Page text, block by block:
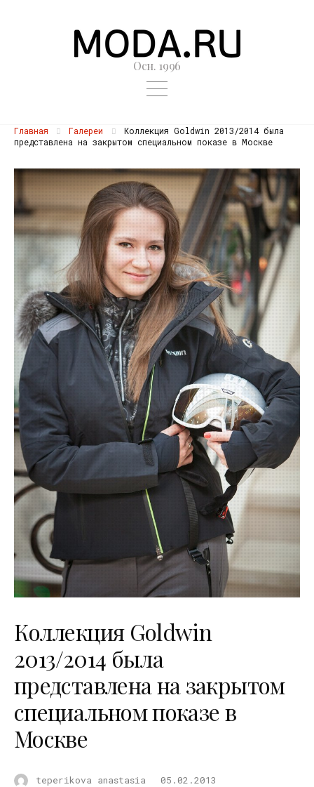
Осн. 1996
Главная Галереи
Коллекция Goldwin 2013/2014 была
представлена на закрытом специальном показе в Москве
Коллекция Goldwin
2013/2014 была
представлена на закрытом
специальном показе в
Москве
teperikova anastasia 05.02.2013